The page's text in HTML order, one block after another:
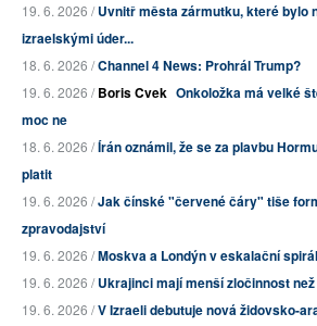
19. 6. 2026 /Uvnitř města zármutku, které bylo
izraelskými úder...
18. 6. 2026 /Channel 4 News: Prohrál Trump?
19. 6. 2026 /Boris Cvek Onkoložka má velké
moc ne
18. 6. 2026 /Írán oznámil, že se za plavbu
platit
19. 6. 2026 /Jak čínské "červené čáry" tiše
zpravodajství
19. 6. 2026 /Moskva a Londýn v eskalační
19. 6. 2026 /Ukrajinci mají menší zločinnost
19. 6. 2026 /V Izraeli debutuje nová židovsko-